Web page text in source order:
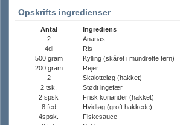
Opskrifts ingredienser
Antal
Ingrediens
2
Ananas
4dl
Ris
500 gram
Kylling (skåret i mundrette tern)
200 gram
Rejer
2
Skalotteløg (hakket)
2 tsk.
Stødt ingefær
2 spsk
Frisk koriander (hakket)
8 fed
Hvidløg (groft hakkede)
4spsk.
Fiskesauce